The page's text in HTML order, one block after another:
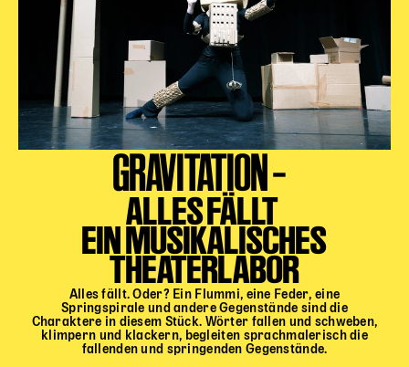
GRAVITATION –
ALLES FÄLLT
EIN MUSIKALISCHES
THEATERLABOR
Alles fällt. Oder? Ein Flummi, eine Feder, eine
Springspirale und andere Gegenstände sind die
Charaktere in diesem Stück. Wörter fallen und schweben,
klimpern und klackern, begleiten sprachmalerisch die
fallenden und springenden Gegenstände.